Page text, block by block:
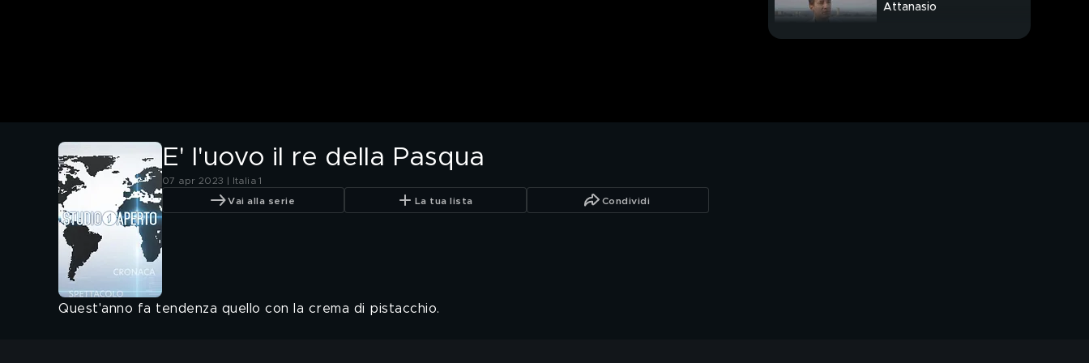
Attanasio
E' l'uovo il re della Pasqua
07 apr 2023 | Italia 1
Vai alla serie La tua lista Condividi
Quest'anno fa tendenza quello con la crema di pistacchio.